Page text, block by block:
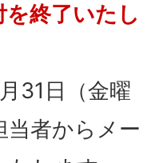
終了いたし
31日（金曜
当者からメー